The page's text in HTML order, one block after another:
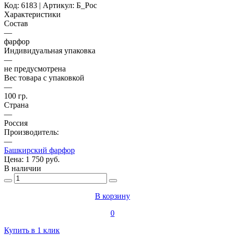
Код: 6183 | Артикул: Б_Рос
Характеристики
Состав
—
фарфор
Индивидуальная упаковка
—
не предусмотрена
Вес товара с упаковкой
—
100 гр.
Страна
—
Россия
Производитель:
—
Башкирский фарфор
Цена: 1 750 руб.
В наличии
В корзину
0
Купить в 1 клик